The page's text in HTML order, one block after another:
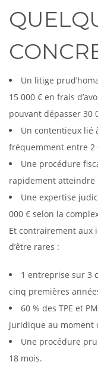
Un litige
15 000 € en frais
pouvant dépasser 30
Un contentieux lié
fréquemment entre 2
Une procédure
rapidement atteindre
Une expertise
000 € selon la
Et contrairement aux
d’être rares :
1 entreprise sur 3
cinq premières
60 % des TPE et
juridique au moment
Une procédure
18 mois.